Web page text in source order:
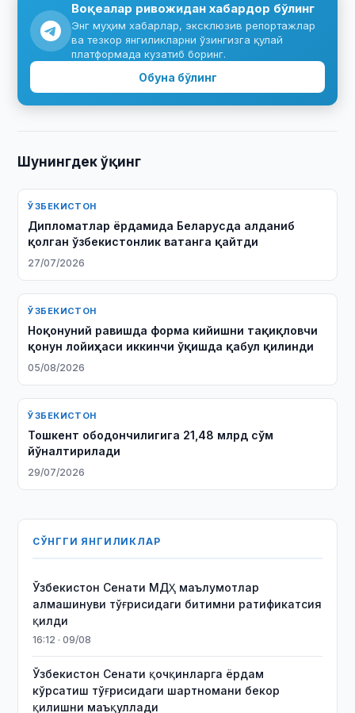
Воқеалар ривожидан хабардор бўлинг
Энг муҳим хабарлар, эксклюзив репортажлар
ва тезкор янгиликларни ўзингизга қулай
платформада кузатиб боринг.
Обуна бўлинг
Шунингдек ўқинг
ЎЗБЕКИСТОН
Дипломатлар ёрдамида Беларусда алданиб
қолган ўзбекистонлик ватанга қайтди
27/07/2026
ЎЗБЕКИСТОН
Ноқонуний равишда форма кийишни тақиқловчи
қонун лойиҳаси иккинчи ўқишда қабул қилинди
05/08/2026
ЎЗБЕКИСТОН
Тошкент ободончилигига 21,48 млрд сўм
йўналтирилади
29/07/2026
СЎНГГИ ЯНГИЛИКЛАР
Ўзбекистон Сенати МДҲ маълумотлар
алмашинуви тўғрисидаги битимни ратификатсия
қилди
16:12 · 09/08
Ўзбекистон Сенати қочқинларга ёрдам
кўрсатиш тўғрисидаги шартномани бекор
қилишни маъқуллади